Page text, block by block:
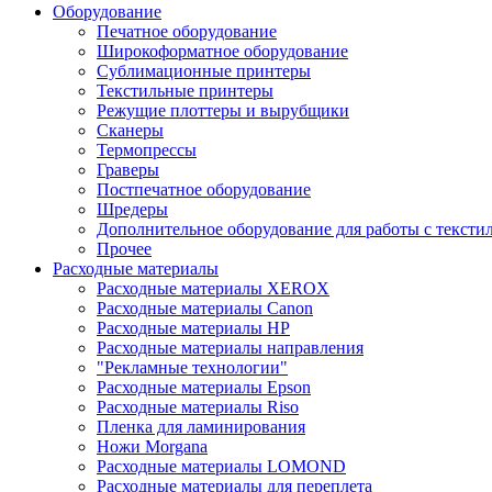
Оборудование
Печатное оборудование
Широкоформатное оборудование
Сублимационные принтеры
Текстильные принтеры
Режущие плоттеры и вырубщики
Сканеры
Термопрессы
Граверы
Постпечатное оборудование
Шредеры
Дополнительное оборудование для работы с
Прочее
Расходные материалы
Расходные материалы XEROX
Расходные материалы Canon
Расходные материалы HP
Расходные материалы направления
"Рекламные технологии"
Расходные материалы Epson
Расходные материалы Riso
Пленка для ламинирования
Ножи Morgana
Расходные материалы LOMOND
Расходные материалы для переплета